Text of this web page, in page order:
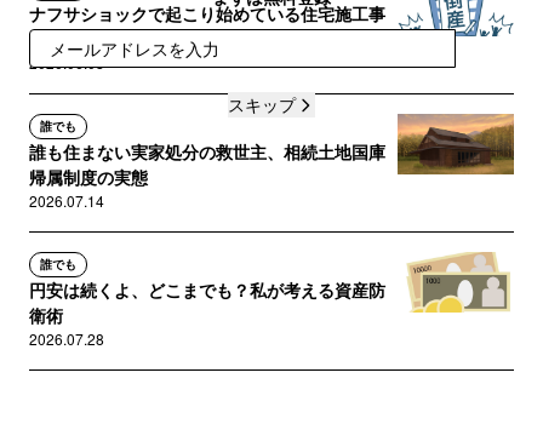
ナフサショックで起こり始めている住宅施工事
業者の倒産。注文住宅の施主の...
2026.06.08
誰でも
誰も住まない実家処分の救世主、相続土地国庫
帰属制度の実態
2026.07.14
誰でも
円安は続くよ、どこまでも？私が考える資産防
衛術
2026.07.28
スキップ